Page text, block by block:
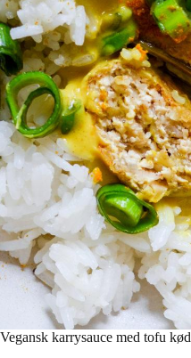
Vegansk karrysauce med tofu